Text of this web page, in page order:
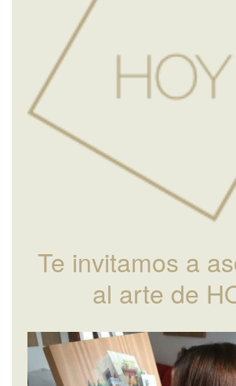
Te invitamos a
al arte de